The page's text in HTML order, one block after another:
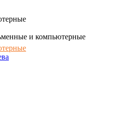
и компьютерные